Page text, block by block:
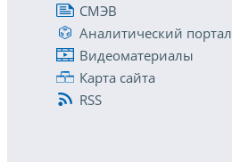
СМЭВ
Аналитический портал
Видеоматериалы
Карта сайта
RSS